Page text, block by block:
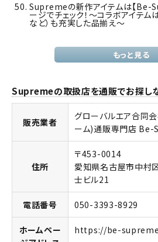
Supremeの新作アイテムは【Be-
ージでチェック！～コラボアイテム
など）も充実した品揃え～
もっと見る
Supremeの取扱店を通販でお探し
販売業者
グローバルエア合同
ーム)通販専門店
住所
〒453-0014
愛知県名古屋市中村
士ビル21
電話番号 050-3393-8929
ホームペー
https://be-